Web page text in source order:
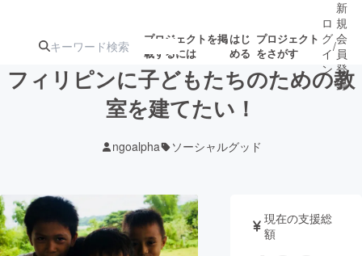
プロジェクトを掲
載するには
はじ
める
プロジェクト
をさがす
ジェクト
ロジェクト
アート・写真 音楽
ロ
グ
イ
ン
/
新
規
会
員
登
録
フィリピンに子どもたちのための教
室を建てたい！
ngoalpha ソーシャルグッド
現在の支援総
額